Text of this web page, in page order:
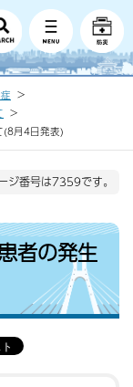
(8月4日発表)
ジ番号は7359です。
者の発生